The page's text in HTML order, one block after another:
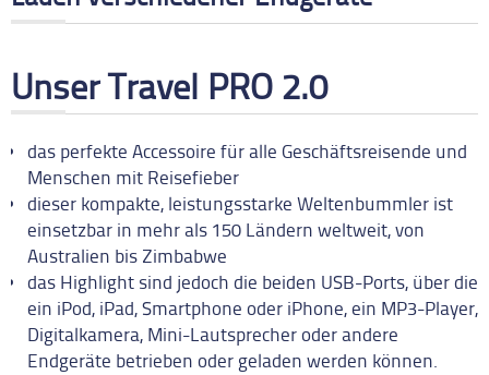
Unser Travel PRO 2.0
das perfekte Accessoire für alle Geschäftsreisende und
Menschen mit Reisefieber
dieser kompakte, leistungsstarke Weltenbummler ist
einsetzbar in mehr als 150 Ländern weltweit, von
Australien bis Zimbabwe
das Highlight sind jedoch die beiden USB-Ports, über die
ein iPod, iPad, Smartphone oder iPhone, ein MP3-Player,
Digitalkamera, Mini-Lautsprecher oder andere
Endgeräte betrieben oder geladen werden können.